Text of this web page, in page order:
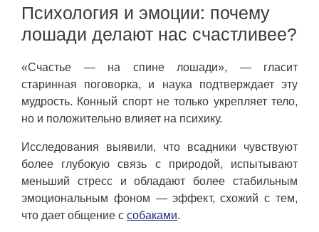
Психология и эмоции: почему
лошади делают нас счастливее?
«Счастье — на спине лошади», — гласит
старинная поговорка, и наука подтверждает эту
мудрость. Конный спорт не только укрепляет тело,
но и положительно влияет на психику.
Исследования выявили, что всадники чувствуют
более глубокую связь с природой, испытывают
меньший стресс и обладают более стабильным
эмоциональным фоном — эффект, схожий с тем,
что дает общение с собаками.